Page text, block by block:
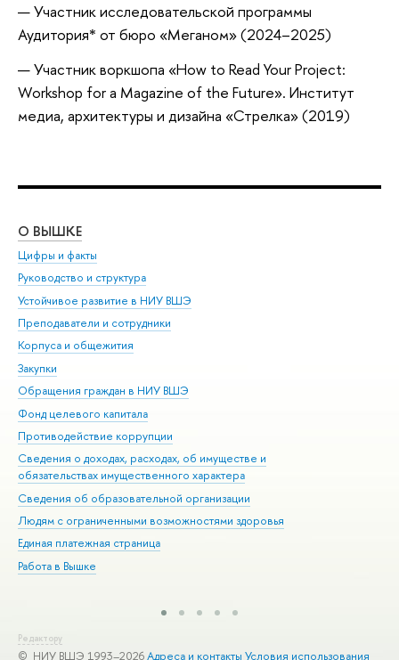
Участник исследовательской программы
Аудитория* от бюро «Меганом» (2024–2025)
Участник воркшопа «How to Read Your Project:
Workshop for a Magazine of the Future». Институт
медиа, архитектуры и дизайна «Стрелка» (2019)
О ВЫШКЕ
Цифры и факты
Руководство и структура
Устойчивое развитие в НИУ ВШЭ
Преподаватели и сотрудники
Корпуса и общежития
Закупки
Обращения граждан в НИУ ВШЭ
Фонд целевого капитала
Противодействие коррупции
Сведения о доходах, расходах, об имуществе и
обязательствах имущественного характера
Сведения об образовательной организации
Людям с ограниченными возможностями здоровья
Единая платежная страница
Работа в Вышке
Редактору
© НИУ ВШЭ 1993–2026Адреса и контакты Условия использования